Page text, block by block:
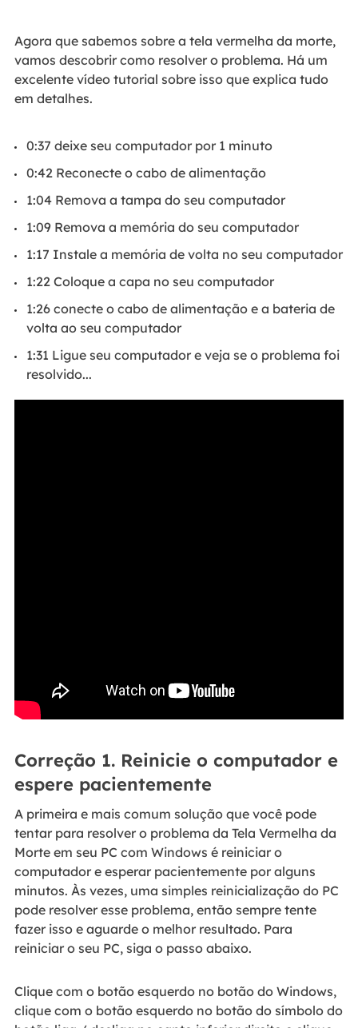
Agora que sabemos sobre a tela vermelha da morte,
vamos descobrir como resolver o problema. Há um
excelente vídeo tutorial sobre isso que explica tudo
em detalhes.
0:37 deixe seu computador por 1 minuto
0:42 Reconecte o cabo de alimentação
1:04 Remova a tampa do seu computador
1:09 Remova a memória do seu computador
1:17 Instale a memória de volta no seu computador
1:22 Coloque a capa no seu computador
1:26 conecte o cabo de alimentação e a bateria de
volta ao seu computador
1:31 Ligue seu computador e veja se o problema foi
resolvido...
Correção 1. Reinicie o computador e
espere pacientemente
A primeira e mais comum solução que você pode
tentar para resolver o problema da Tela Vermelha da
Morte em seu PC com Windows é reiniciar o
computador e esperar pacientemente por alguns
minutos. Às vezes, uma simples reinicialização do PC
pode resolver esse problema, então sempre tente
fazer isso e aguarde o melhor resultado. Para
reiniciar o seu PC, siga o passo abaixo.
Clique com o botão esquerdo no botão do Windows,
clique com o botão esquerdo no botão do símbolo do